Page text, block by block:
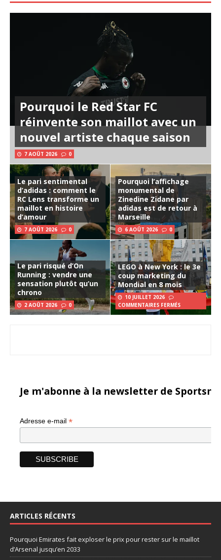
Pourquoi le Red Star FC
réinvente son maillot avec un
nouvel artiste chaque saison
7 AOÛT 2026 0
Le pari sentimental
d’adidas : comment le
RC Lens transforme un
maillot en histoire
d’amour
7 AOÛT 2026 0
Pourquoi l’affichage
monumental de
Zinedine Zidane par
adidas est de retour à
Marseille
6 AOÛT 2026 0
Le pari risqué d’On
Running : vendre une
sensation plutôt qu’un
chrono
2 AOÛT 2026 0
LEGO à New York : le 3e
coup marketing du
Mondial en 8 mois
10 JUILLET 2026
COMMENTAIRES FERMÉS
Je m'abonne à la newsletter de
Adresse e-mail *
ARTICLES RÉCENTS
Pourquoi Emirates fait exploser le prix pour rester sur le maillot
d’Arsenal jusqu’en 2033